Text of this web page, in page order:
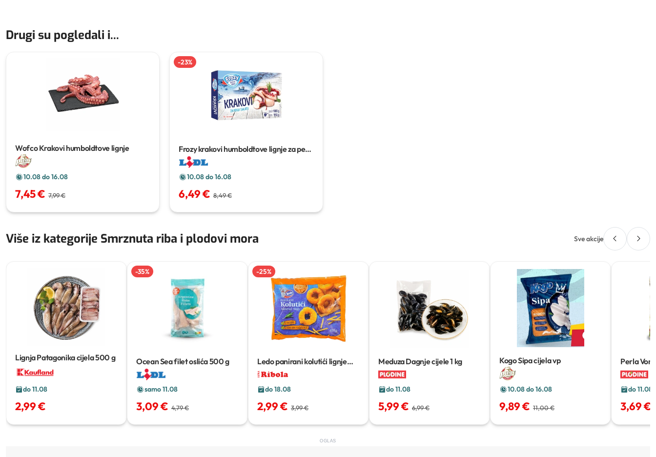
Drugi su pogledali i...
Wofco Krakovi humboldtove lignje
10.08 do 16.08
7,45 € 7,99 €
-23%
Frozy krakovi humboldtove lignje za peku
i salatu1 kg
10.08 do 16.08
6,49 € 8,49 €
Više iz kategorije Smrznuta riba i plodovi mora Sve akcije
Lignja Patagonika cijela500 g
do 11.08
2,99 €
-35%
Ocean Sea filet oslića500 g
samo 11.08
3,09 € 4,79 €
-25%
Ledo panirani kolutići lignje
400 g
do 18.08
2,99 € 3,99 €
Meduza Dagnje cijele1 kg
do 11.08
5,99 € 6,99 €
Kogo Sipa cijela vp
10.08 do 16.08
9,89 € 11,00 €
Perla
do 11.08
3,69 €
OGLAS